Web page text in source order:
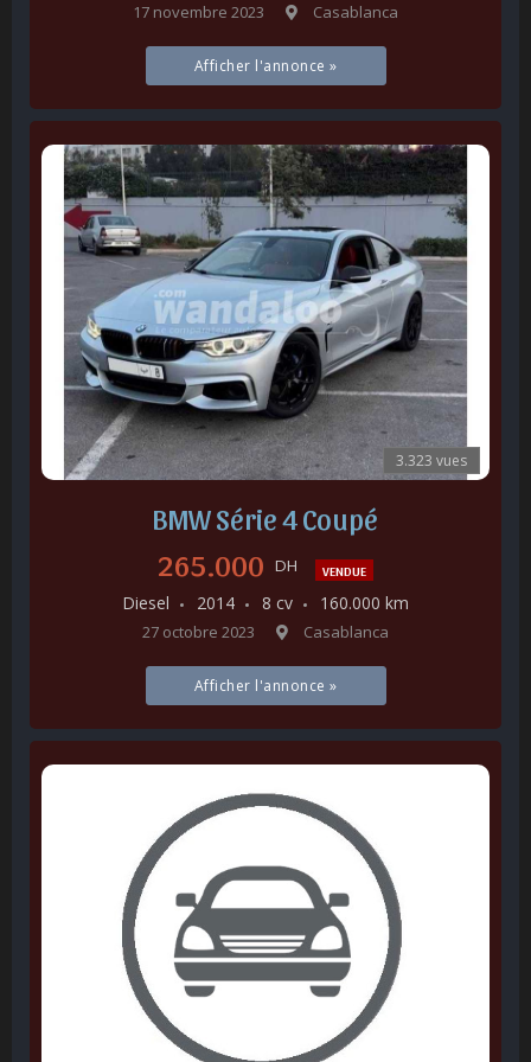
17 novembre 2023 Casablanca
Afficher l'annonce »
3.323 vues
BMW Série 4 Coupé
265.000 DH VENDUE
Diesel 2014 8 cv 160.000 km
27 octobre 2023 Casablanca
Afficher l'annonce »